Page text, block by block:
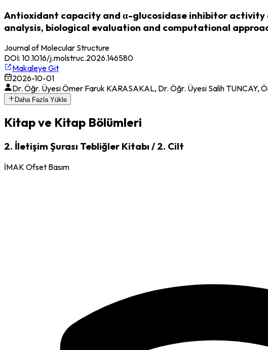
Antioxidant capacity and α-glucosidase inhibitor
analysis, biological evaluation and computational
Journal of Molecular Structure
DOI: 10.1016/j.molstruc.2026.146580
Makaleye Git
2026-10-01
Dr. Öğr. Üyesi Ömer Faruk KARASAKAL, Dr. Öğr. Üyesi Salih TUNCAY,
Daha Fazla Yükle
Kitap ve Kitap Bölümleri
2. İletişim Şurası Tebliğler Kitabı / 2. Cilt
İMAK Ofset Basım